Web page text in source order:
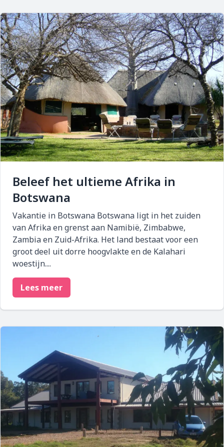
Beleef het ultieme Afrika in
Botswana
Vakantie in Botswana Botswana ligt in het zuiden
van Afrika en grenst aan Namibië, Zimbabwe,
Zambia en Zuid-Afrika. Het land bestaat voor een
groot deel uit dorre hoogvlakte en de Kalahari
woestijn....
Lees meer